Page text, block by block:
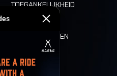
TOEGANKELIJKHEID
CASHLESS
ETEN EN DRINKEN
MOBILITEIT
LONE WOLVES
PLATTEGROND